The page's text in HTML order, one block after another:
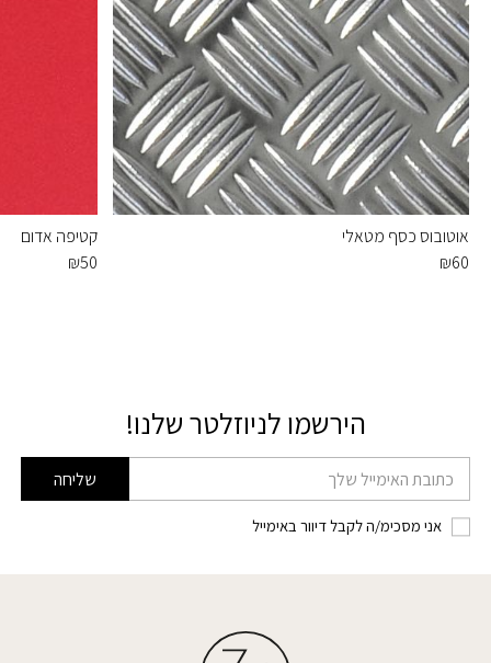
אוטובוס כסף מטאלי
₪60
קטיפה אדום
₪50
הירשמו לניוזלטר שלנו!
דוא׳׳ל שליחה
אני מסכימ/ה לקבל דיוור באימייל